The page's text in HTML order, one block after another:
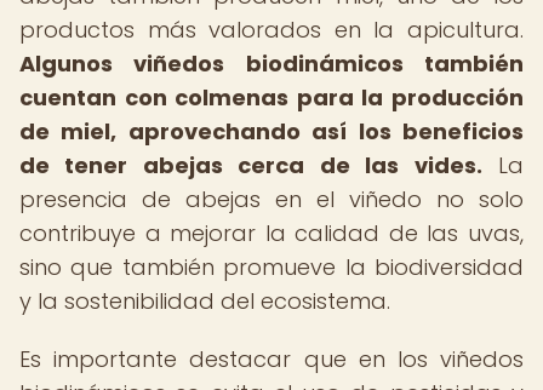
productos más valorados en la apicultura.
Algunos viñedos biodinámicos también
cuentan con colmenas para la producción
de miel, aprovechando así los beneficios
de tener abejas cerca de las vides. La
presencia de abejas en el viñedo no solo
contribuye a mejorar la calidad de las uvas,
sino que también promueve la biodiversidad
y la sostenibilidad del ecosistema.
Es importante destacar que en los viñedos